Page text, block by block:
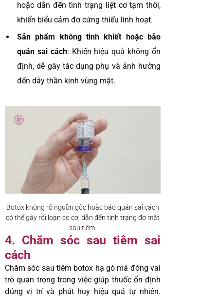
hoặc dẫn đến tình trạng liệt cơ tạm thời,
khiến biểu cảm đơ cứng thiếu linh hoạt.
Sản phẩm không tinh khiết hoặc bảo
quản sai cách: Khiến hiệu quả không ổn
định, dễ gây tác dụng phụ và ảnh hưởng
đến dây thần kinh vùng mặt.
Botox không rõ nguồn gốc hoặc bảo quản sai cách
có thể gây rối loạn co cơ, dẫn đến tình trạng đơ mặt
sau tiêm.
4. Chăm sóc sau tiêm sai
cách
Chăm sóc sau tiêm botox hạ gò má đóng vai
trò quan trọng trong việc giúp thuốc ổn định
đúng vị trí và phát huy hiệu quả tự nhiên.